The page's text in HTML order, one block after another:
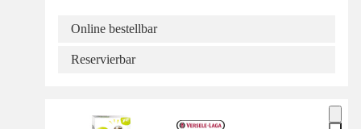
Online bestellbar
Reservierbar